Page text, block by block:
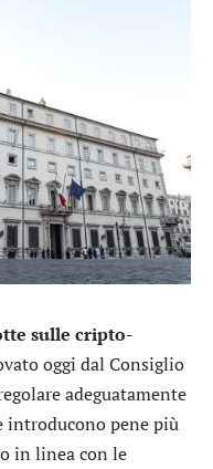
sulle cripto-
oggi dal Consiglio
adeguatamente
introducono pene più
in linea con le